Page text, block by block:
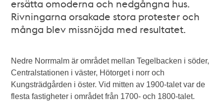
ersätta omoderna och nedgångna hus.
Rivningarna orsakade stora protester och
många blev missnöjda med resultatet.
Nedre Norrmalm är området mellan Tegelbacken i söder,
Centralstationen i väster, Hötorget i norr och
Kungsträdgården i öster. Vid mitten av 1900-talet var de
flesta fastigheter i området från 1700- och 1800-talet.